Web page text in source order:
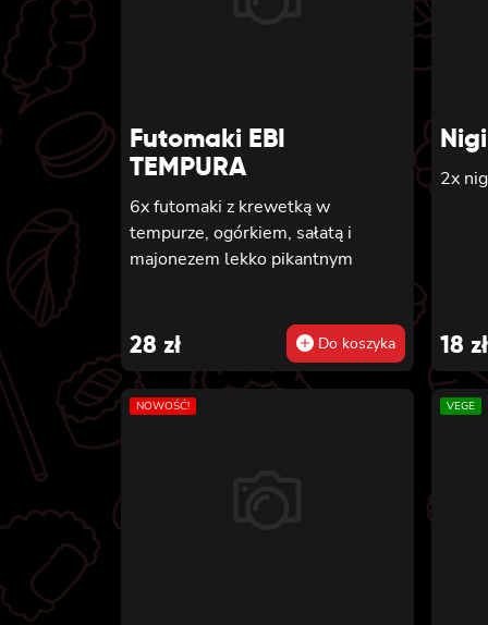
Futomaki EBI
TEMPURA
6x futomaki z krewetką w
tempurze, ogórkiem, sałatą i
majonezem lekko pikantnym
28 zł Do koszyka
2x
18 zł
NOWOŚĆ! VEGE